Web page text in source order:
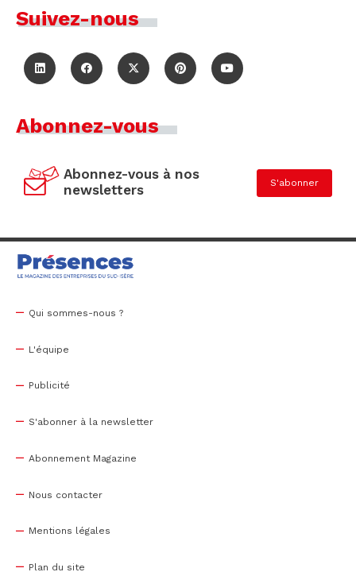
Suivez-nous
Abonnez-vous
Abonnez-vous à nos
newsletters
S'abonner
Qui sommes-nous ?
L'équipe
Publicité
S'abonner à la newsletter
Abonnement Magazine
Nous contacter
Mentions légales
Plan du site